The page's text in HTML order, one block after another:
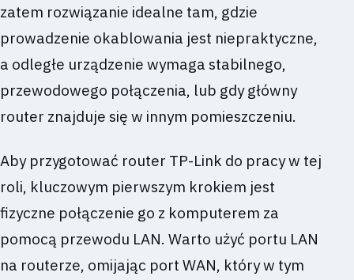
zatem rozwiązanie idealne tam, gdzie
prowadzenie okablowania jest niepraktyczne,
a odległe urządzenie wymaga stabilnego,
przewodowego połączenia, lub gdy główny
router znajduje się w innym pomieszczeniu.
Aby przygotować router TP-Link do pracy w tej
roli, kluczowym pierwszym krokiem jest
fizyczne połączenie go z komputerem za
pomocą przewodu LAN. Warto użyć portu LAN
na routerze, omijając port WAN, który w tym